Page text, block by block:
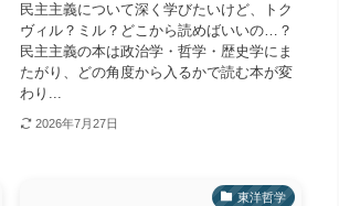
民主主義について深く学びたいけど、トク
ヴィル？ミル？どこから読めばいいの…？
民主主義の本は政治学・哲学・歴史学にま
たがり、どの角度から入るかで読む本が変
わり...
2026年7月27日
東洋哲学